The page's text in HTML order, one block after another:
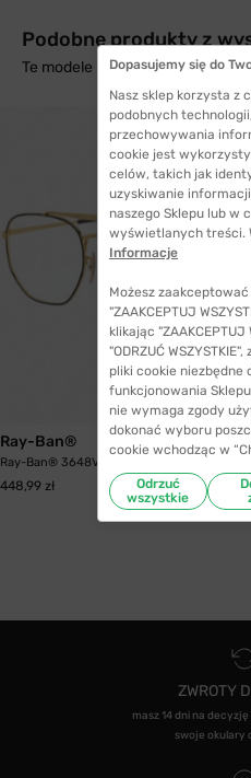
Podobne produkty z
Te modele mogą Cię
Ray-Ban®
Ray-Ban® 3648V 2946 54 The Marshal
448,99 zł
ZWROTY
masz 14 dni na
swoje okulary
Dopasujemy się do
Nasz sklep korzysta z
podobnych
przechowywania
cookie jest
celów, takich jak
uzyskiwanie
naszego Sklepu lub w
wyświetlanych treści.
Informacje
Możesz
"ZAAKCEPTUJ
klikając
"ODRZUĆ
pliki cookie niezbędne
funkcjonowania
nie wymaga zgody
dokonać wyboru
cookie wchodząc w
Odrzuć
wszystkie